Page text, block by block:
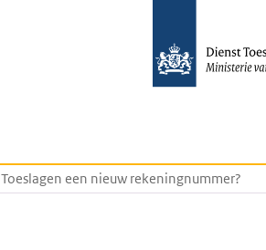
een nieuw rekeningnummer?